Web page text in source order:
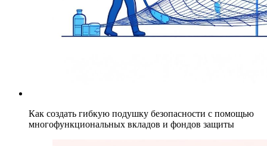
Как создать гибкую подушку безопасности с помощью
многофункциональных вкладов и фондов защиты